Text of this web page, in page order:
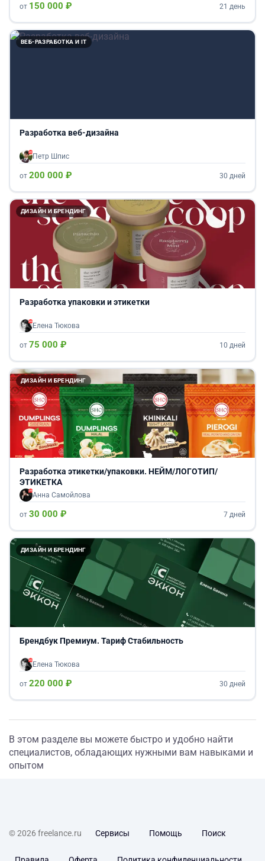
от 150 000 ₽ 21 день
ВЕБ-РАЗРАБОТКА И IT
Разработка веб-дизайна
Петр Шпис
от 200 000 ₽ 30 дней
ДИЗАЙН И БРЕНДИНГ
Разработка упаковки и этикетки
Елена Тюкова
от 75 000 ₽ 10 дней
ДИЗАЙН И БРЕНДИНГ
Разработка этикетки/упаковки. НЕЙМ/ЛОГОТИП/
ЭТИКЕТКА
Анна Самойлова
от 30 000 ₽ 7 дней
ДИЗАЙН И БРЕНДИНГ
Брендбук Премиум. Тариф Стабильность
Елена Тюкова
от 220 000 ₽ 30 дней
В этом разделе вы можете быстро и удобно найти
специалистов, обладающих нужными вам навыками и
опытом
© 2026 freelance.ru Сервисы Помощь Поиск